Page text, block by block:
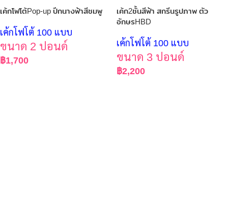
เค้กโฟโต้Pop-up ปีกนางฟ้าสีชมพู
เค้กโฟโต้ 100 แบบ
ขนาด 2 ปอนด์
฿1,700
เค้ก2ชั้นสีฟ้า สกรีนรูปภาพ ตัว
อักษรHBD
เค้กโฟโต้ 100 แบบ
ขนาด 3 ปอนด์
฿2,200